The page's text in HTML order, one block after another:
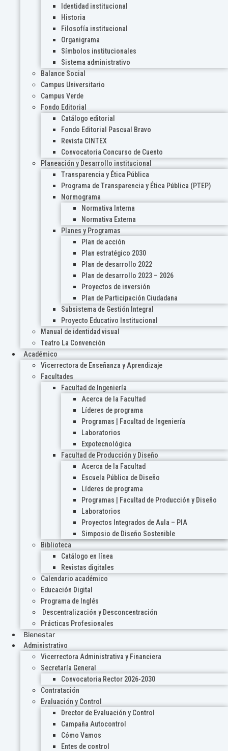
Identidad institucional
Historia
Filosofía institucional
Organigrama
Símbolos institucionales
Sistema administrativo
Balance Social
Campus Universitario
Campus Verde
Fondo Editorial
Catálogo editorial
Fondo Editorial Pascual Bravo
Revista CINTEX
Convocatoria Concurso de Cuento
Planeación y Desarrollo institucional
Transparencia y Ética Pública
Programa de Transparencia y Ética Pública (PTEP)
Normograma
Normativa Interna
Normativa Externa
Planes y Programas
Plan de acción
Plan estratégico 2030
Plan de desarrollo 2022
Plan de desarrollo 2023 – 2026
Proyectos de inversión
Plan de Participación Ciudadana
Subsistema de Gestión Integral
Proyecto Educativo Institucional
Manual de identidad visual
Teatro La Convención
Académico
Vicerrectora de Enseñanza y Aprendizaje
Facultades
Facultad de Ingeniería
Acerca de la Facultad
Líderes de programa
Programas | Facultad de Ingeniería
Laboratorios
Expotecnológica
Facultad de Producción y Diseño
Acerca de la Facultad
Escuela Pública de Diseño
Líderes de programa
Programas | Facultad de Producción y Diseño
Laboratorios
Proyectos Integrados de Aula – PIA
Simposio de Diseño Sostenible
Biblioteca
Catálogo en línea
Revistas digitales
Calendario académico
Educación Digital
Programa de Inglés
Descentralización y Desconcentración
Prácticas Profesionales
Bienestar
Administrativo
Vicerrectora Administrativa y Financiera
Secretaría General
Convocatoria Rector 2026-2030
Contratación
Evaluación y Control
Drector de Evaluación y Control
Campaña Autocontrol
Cómo Vamos
Entes de control